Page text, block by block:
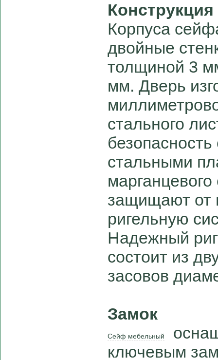
Конструкция
Корпуса
двойные
толщиной 3
мм. Дверь
стального
стальными
защищают от
ригельную
Надежный
состоит из
засовов
Замок
Сейф мебельный
ключевым